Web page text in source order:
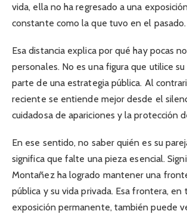
vida, ella no ha regresado a una
constante como la que tuvo en el pasado.
Esa distancia explica por qué hay pocas
personales. No es una figura que utilice
parte de una estrategia pública. Al
reciente se entiende mejor desde el
cuidadosa de apariciones y la protección
En ese sentido, no saber quién es su
significa que falte una pieza esencial.
Montañez ha logrado mantener una
pública y su vida privada. Esa frontera, en
exposición permanente, también puede